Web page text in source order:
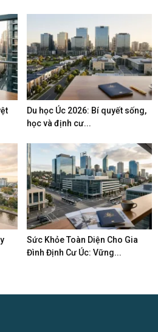
Du học Úc 2026: Bí quyết sống,
học và định cư...
Sức Khỏe Toàn Diện Cho Gia
Đình Định Cư Úc: Vững...